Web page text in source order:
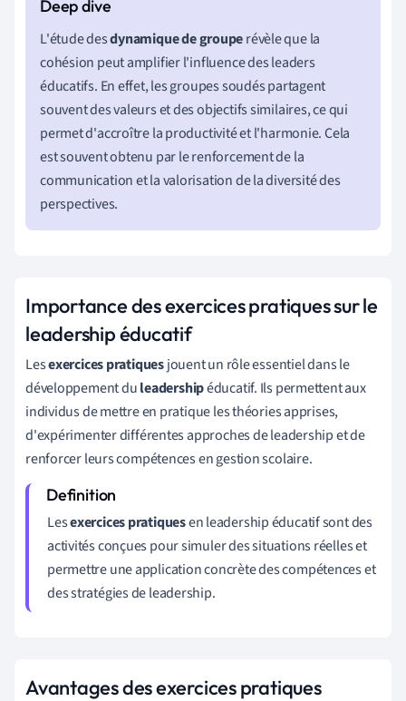
L'étude desdynamique de grouperévèle que la
cohésion peut amplifier l'influence des leaders
éducatifs. En effet, les groupes soudés partagent
souvent des valeurs et des objectifs similaires, ce qui
permet d'accroître la productivité et l'harmonie. Cela
est souvent obtenu par le renforcement de la
communication et la valorisation de la diversité des
perspectives.
Importance des exercices pratiques sur le
leadership éducatif
Lesexercices pratiquesjouent un rôle essentiel dans le
développement duleadershipéducatif. Ils permettent aux
individus de mettre en pratique les théories apprises,
d'expérimenter différentes approches de leadership et de
renforcer leurs compétences en gestion scolaire.
Lesexercices pratiquesen leadership éducatif sont des
activités conçues pour simuler des situations réelles et
permettre une application concrète des compétences et
des stratégies de leadership.
Avantages des exercices pratiques